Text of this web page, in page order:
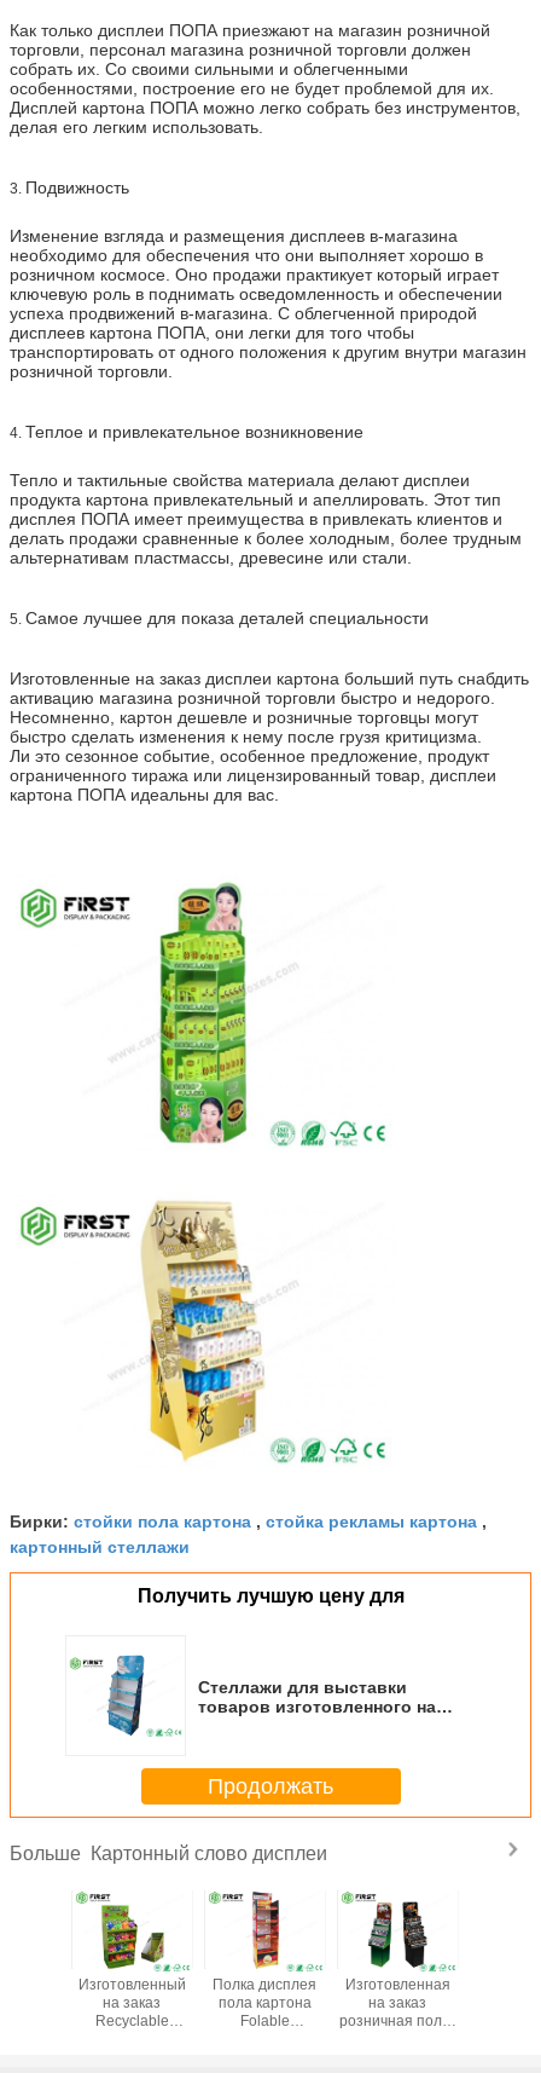
Как только дисплеи ПОПА приезжают на магазин розничной
торговли, персонал магазина розничной торговли должен
собрать их. Со своими сильными и облегченными
особенностями, построение его не будет проблемой для их.
Дисплей картона ПОПА можно легко собрать без инструментов,
делая его легким использовать.
3. Подвижность
Изменение взгляда и размещения дисплеев в-магазина
необходимо для обеспечения что они выполняет хорошо в
розничном космосе. Оно продажи практикует который играет
ключевую роль в поднимать осведомленность и обеспечении
успеха продвижений в-магазина. С облегченной природой
дисплеев картона ПОПА, они легки для того чтобы
транспортировать от одного положения к другим внутри магазин
розничной торговли.
4. Теплое и привлекательное возникновение
Тепло и тактильные свойства материала делают дисплеи
продукта картона привлекательный и апеллировать. Этот тип
дисплея ПОПА имеет преимущества в привлекать клиентов и
делать продажи сравненные к более холодным, более трудным
альтернативам пластмассы, древесине или стали.
5. Самое лучшее для показа деталей специальности
Изготовленные на заказ дисплеи картона больший путь снабдить
активацию магазина розничной торговли быстро и недорого.
Несомненно, картон дешевле и розничные торговцы могут
быстро сделать изменения к нему после грузя критицизма.
Ли это сезонное событие, особенное предложение, продукт
ограниченного тиража или лицензированный товар, дисплеи
картона ПОПА идеальны для вас.
Бирки: стойки пола картона , стойка рекламы картона ,
картонный стеллажи
Получить лучшую цену для
Стеллажи для выставки
товаров изготовленного на
заботы кожи справляются
рифленая стойка
Продолжать
Больше Картонный слово дисплеи
Изготовленный
на заказ
Recyclable
Полка дисплея
пола картона
Folable
Изготовленная
на заказ
розничная полка